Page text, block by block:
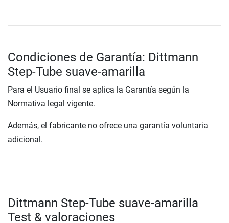
Condiciones de Garantía: Dittmann
Step-Tube suave-amarilla
Para el Usuario final se aplica la Garantía según la
Normativa legal vigente.
Además, el fabricante no ofrece una garantía voluntaria
adicional.
Dittmann Step-Tube suave-amarilla
Test & valoraciones